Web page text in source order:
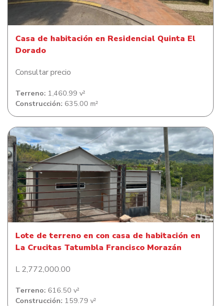
Casa de habitación en Residencial Quinta El
Dorado
Consultar precio
Terreno: 1,460.99 v²
Construcción: 635.00 m²
Lote de terreno en con casa de habitación en La Crucitas
Tatumbla Francisco Morazán
Lote de terreno en con casa de habitación en
La Crucitas Tatumbla Francisco Morazán
L 2,772,000.00
Terreno: 616.50 v²
Construcción: 159.79 v²